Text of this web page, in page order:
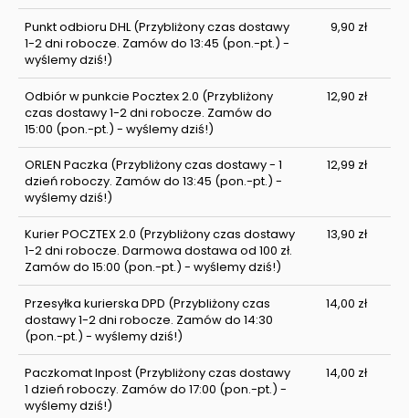
Punkt odbioru DHL(Przybliżony czas dostawy
1-2 dni robocze. Zamów do 13:45 (pon.-pt.) -
wyślemy dziś!)
9,90 zł
Odbiór w punkcie Pocztex 2.0 (Przybliżony
czas dostawy 1-2 dni robocze. Zamów do
15:00 (pon.-pt.) - wyślemy dziś!)
12,90 zł
ORLEN Paczka (Przybliżony czas dostawy - 1
dzień roboczy. Zamów do 13:45 (pon.-pt.) -
wyślemy dziś!)
12,99 zł
Kurier POCZTEX 2.0 (Przybliżony czas dostawy
1-2 dni robocze. Darmowa dostawa od 100 zł.
Zamów do 15:00 (pon.-pt.) - wyślemy dziś!)
13,90 zł
Przesyłka kurierska DPD (Przybliżony czas
dostawy 1-2 dni robocze. Zamów do 14:30
(pon.-pt.) - wyślemy dziś!)
14,00 zł
Paczkomat Inpost(Przybliżony czas dostawy
1 dzień roboczy. Zamów do 17:00 (pon.-pt.) -
wyślemy dziś!)
14,00 zł